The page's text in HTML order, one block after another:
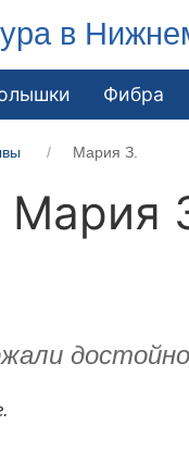
в
Фибра
Мария З.
Мария